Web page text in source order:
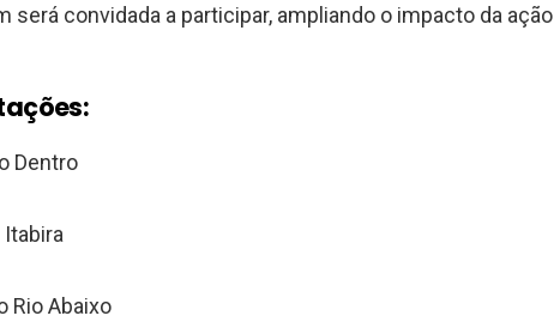
será convidada a participar, ampliando o impacto da ação
Dentro
Rio Abaixo